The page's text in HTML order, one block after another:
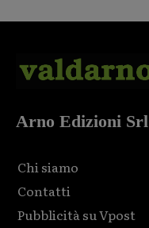
Arno Edizioni Srl
Chi siamo
Contatti
Pubblicità su Vpost